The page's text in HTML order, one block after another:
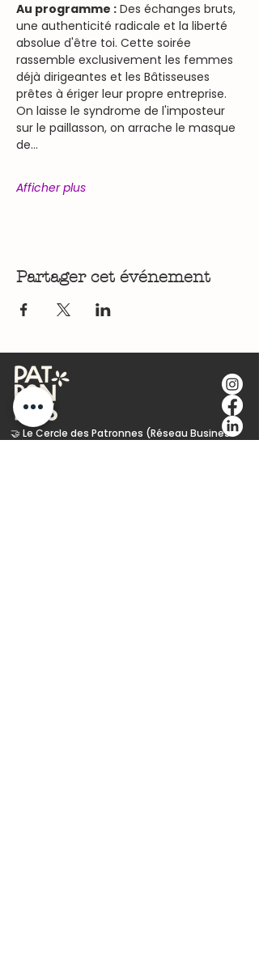
Au programme : Des échanges bruts,
une authenticité radicale et la liberté
absolue d'être toi. Cette soirée
rassemble exclusivement les femmes
déjà dirigeantes et les Bâtisseuses
prêtes à ériger leur propre entreprise.
On laisse le syndrome de l'imposteur
sur le paillasson, on arrache le masque
de…
Afficher plus
Partager cet événement
🤝 Le Cercle des Patronnes (Réseau Business